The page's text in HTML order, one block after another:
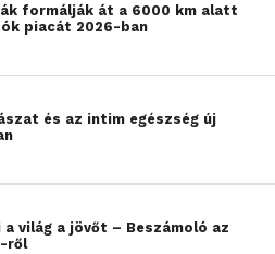
a szobákban, mielőtt a
enteriőrt fog mintázni a
ahol a látogatók a
LG szállodai TV-ken
meg, hogy az LG
a szállodai tartózkodást.
formálják át a 6000 km alatt
piacát 2026-ban
és az intim egészség új
a világ a jövőt – Beszámoló az
ről